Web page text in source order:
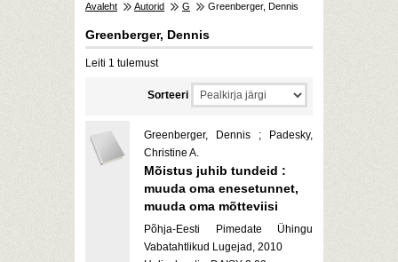
Avaleht Autorid G Greenberger, Dennis
Greenberger, Dennis
Leiti 1 tulemust
Sorteeri
Greenberger, Dennis ; Padesky,
Christine A.
Mõistus juhib tundeid :
muuda oma enesetunnet,
muuda oma mõtteviisi
Põhja-Eesti Pimedate Ühingu
Vabatahtlikud Lugejad, 2010